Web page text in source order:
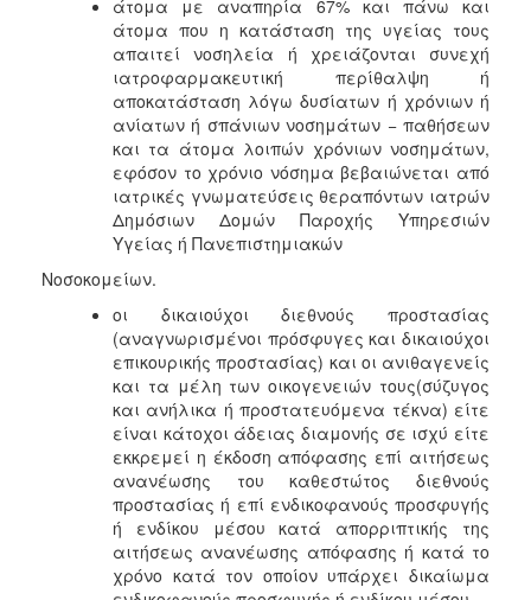
άτομα με αναπηρία 67% και πάνω και
άτομα που η κατάσταση της υγείας τους
απαιτεί νοσηλεία ή χρειάζονται συνεχή
ιατροφαρμακευτική περίθαλψη ή
αποκατάσταση λόγω δυσίατων ή χρόνιων ή
ανίατων ή σπάνιων νοσημάτων − παθήσεων
και τα άτομα λοιπών χρόνιων νοσημάτων,
εφόσον το χρόνιο νόσημα βεβαιώνεται από
ιατρικές γνωματεύσεις θεραπόντων ιατρών
Δημόσιων Δομών Παροχής Υπηρεσιών
Υγείας ή Πανεπιστημιακών
Νοσοκομείων.
οι δικαιούχοι διεθνούς προστασίας
(αναγνωρισμένοι πρόσφυγες και δικαιούχοι
επικουρικής προστασίας) και οι ανιθαγενείς
και τα μέλη των οικογενειών τους(σύζυγος
και ανήλικα ή προστατευόμενα τέκνα) είτε
είναι κάτοχοι άδειας διαμονής σε ισχύ είτε
εκκρεμεί η έκδοση απόφασης επί αιτήσεως
ανανέωσης του καθεστώτος διεθνούς
προστασίας ή επί ενδικοφανούς προσφυγής
ή ενδίκου μέσου κατά απορριπτικής της
αιτήσεως ανανέωσης απόφασης ή κατά το
χρόνο κατά τον οποίον υπάρχει δικαίωμα